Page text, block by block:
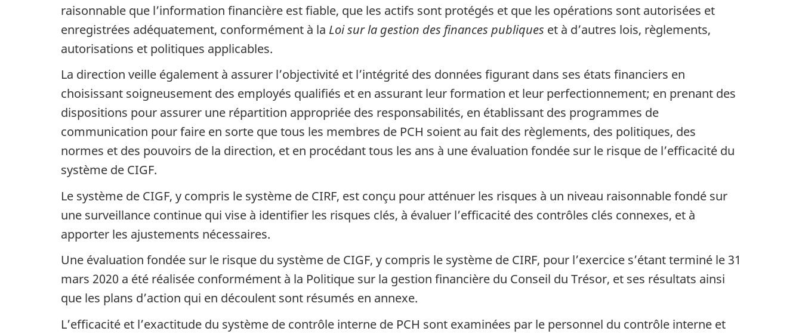
raisonnable que l’information financière est fiable, que les actifs sont protégés et que les opérations sont autorisées et
enregistrées adéquatement, conformément à la Loi sur la gestion des finances publiques et à d’autres lois, règlements,
autorisations et politiques applicables.
La direction veille également à assurer l’objectivité et l’intégrité des données figurant dans ses états financiers en
choisissant soigneusement des employés qualifiés et en assurant leur formation et leur perfectionnement; en prenant des
dispositions pour assurer une répartition appropriée des responsabilités, en établissant des programmes de
communication pour faire en sorte que tous les membres de PCH soient au fait des règlements, des politiques, des
normes et des pouvoirs de la direction, et en procédant tous les ans à une évaluation fondée sur le risque de l’efficacité du
système de CIGF.
Le système de CIGF, y compris le système de CIRF, est conçu pour atténuer les risques à un niveau raisonnable fondé sur
une surveillance continue qui vise à identifier les risques clés, à évaluer l’efficacité des contrôles clés connexes, et à
apporter les ajustements nécessaires.
Une évaluation fondée sur le risque du système de CIGF, y compris le système de CIRF, pour l’exercice s’étant terminé le 31
mars 2020 a été réalisée conformément à la Politique sur la gestion financière du Conseil du Trésor, et ses résultats ainsi
que les plans d’action qui en découlent sont résumés en annexe.
L’efficacité et l’exactitude du système de contrôle interne de PCH sont examinées par le personnel du contrôle interne et